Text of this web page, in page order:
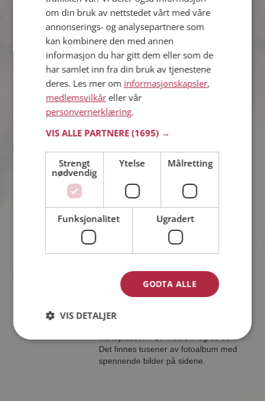
Nikita
29 år fra Kvinnherad i Vestland
Søker kvinne 18 - 35 år
Liker du å reise? Det gjør kanskje
Nikita også. Bli medlem nå for å finne
svaret og mengder av andre
spennende fakta.
Vil du vite mer om Kristian? Du kan se
en fullstendig profil med opplysninger
og bilder hvis du er medlem på
Lydian
33 år fra Kvinnherad i Vestland
Møteplassen? Bli medlem og se selv.
Det finnes tusener av fotoalbum med
spennende bilder på sidene.
om din bruk av nettstedet vårt med våre
annonserings- og analysepartnere som
kan kombinere den med annen
informasjon du har gitt dem eller som de
har samlet inn fra din bruk av tjenestene
deres. Les mer om informasjonskapsler,
medlemsvilkåreller vår
personvernerklæring.
VIS ALLE PARTNERE(1695) →
Strengt
nødvendig
Ytelse Målretting
Funksjonalitet Ugradert
GODTA ALLE
VIS DETALJER